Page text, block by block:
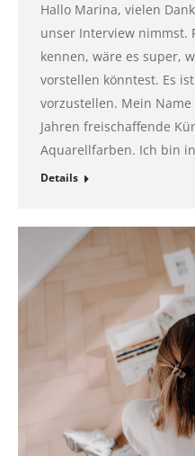
Hallo Marina, vielen
unser Interview nimmst.
kennen, wäre es super,
vorstellen könntest. Es
vorzustellen. Mein
Jahren freischaffende
Aquarellfarben. Ich bin
Details